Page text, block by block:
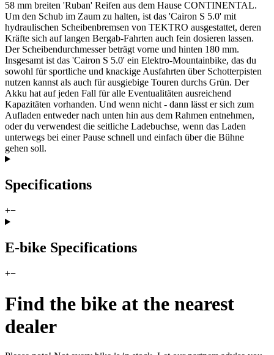
58 mm breiten 'Ruban' Reifen aus dem Hause CONTINENTAL.
Um den Schub im Zaum zu halten, ist das 'Cairon S 5.0' mit
hydraulischen Scheibenbremsen von TEKTRO ausgestattet, deren
Kräfte sich auf langen Bergab-Fahrten auch fein dosieren lassen.
Der Scheibendurchmesser beträgt vorne und hinten 180 mm.
Insgesamt ist das 'Cairon S 5.0' ein Elektro-Mountainbike, das du
sowohl für sportliche und knackige Ausfahrten über Schotterpisten
nutzen kannst als auch für ausgiebige Touren durchs Grün. Der
Akku hat auf jeden Fall für alle Eventualitäten ausreichend
Kapazitäten vorhanden. Und wenn nicht - dann lässt er sich zum
Aufladen entweder nach unten hin aus dem Rahmen entnehmen,
oder du verwendest die seitliche Ladebuchse, wenn das Laden
unterwegs bei einer Pause schnell und einfach über die Bühne
gehen soll.
Specifications
+−
E-bike Specifications
+−
Find the bike at the nearest
dealer